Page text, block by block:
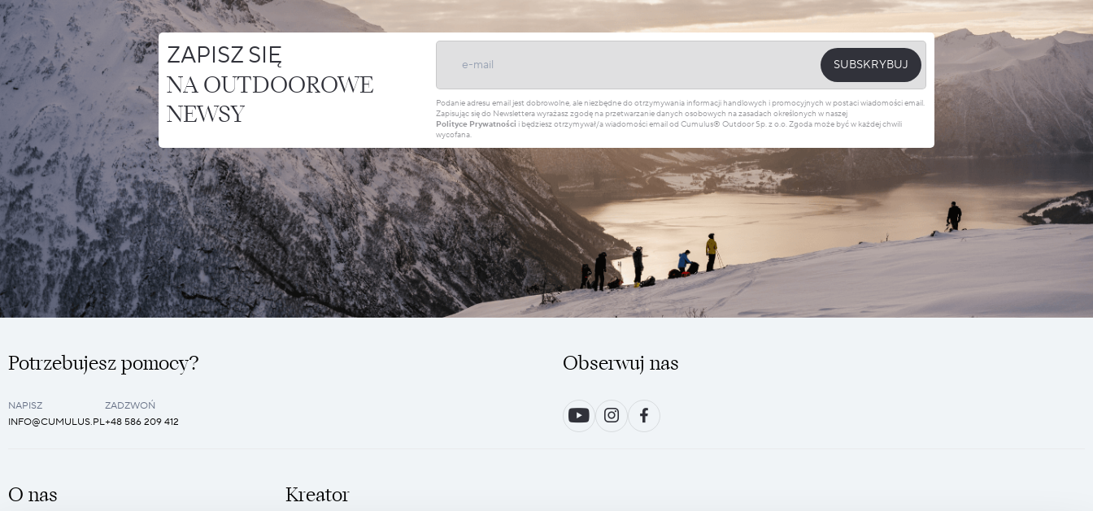
ZAPISZ SIĘ
NA OUTDOOROWE
NEWSY
SUBSKRYBUJ
Podanie adresu email jest dobrowolne, ale niezbędne do otrzymywania informacji handlowych i promocyjnych w postaci wiadomości email.
Zapisując się do Newslettera wyrażasz zgodę na przetwarzanie danych osobowych na zasadach określonych w naszej
Polityce Prywatności i będziesz otrzymywał/a wiadomości email od Cumulus® Outdoor Sp. z o.o. Zgoda może być w każdej chwili
wycofana.
Potrzebujesz pomocy?
NAPISZ
INFO@CUMULUS.PL
ZADZWOŃ
+48 586 209 412
Obserwuj nas
O nas Kreator